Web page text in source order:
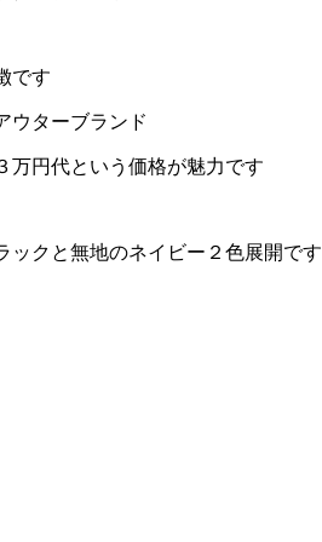
です
ウターブランド
円代という価格が魅力です
ックと無地のネイビー２色展開です